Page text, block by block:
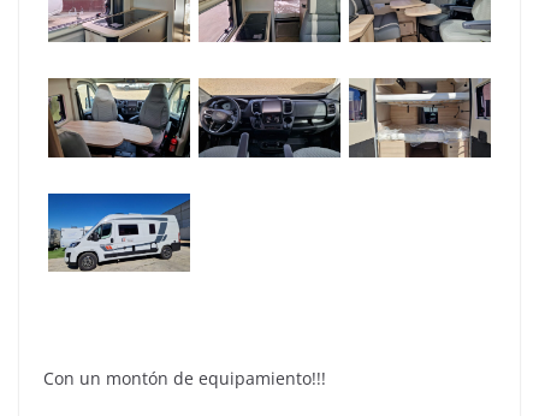
Con un montón de equipamiento!!!